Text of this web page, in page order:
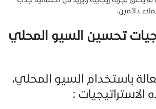
دائمين.
تحسين السيو المحلي
باستخدام السيو المحلي،
الاستراتيجيات :